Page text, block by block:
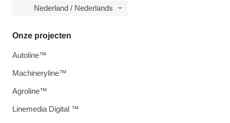
Nederland / Nederlands
Onze projecten
Autoline™
Machineryline™
Agroline™
Linemedia Digital ™